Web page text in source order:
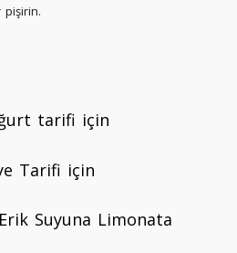
tarifi için
Tarifi için
Suyuna Limonata